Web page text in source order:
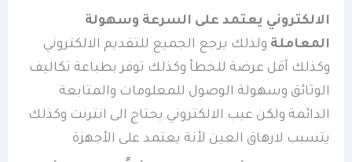
الالكتروني يعتمد على السرعة وسهولة
المعاملة ولذلك يرجع الجميع للتقديم الالكتروني
وكذلك أقل عرضة للخطأ وكذلك توفر بطباعة تكاليف
الوثائق وسهولة الوصول للمعلومات والمتابعة
الدائمة ولكن عيب الالكتروني يحتاج الى انترنت وكذلك
يتسبب لارهاق العين لأنة يعتمد على الأجهزة